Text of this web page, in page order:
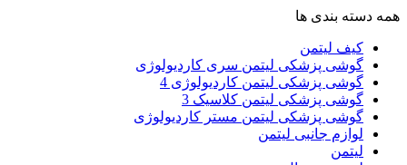
همه دسته بندی ها
کیف لیتمن
گوشی پزشکی لیتمن سری کاردیولوژی
گوشی پزشکی لیتمن کاردیولوژی 4
گوشی پزشکی لیتمن کلاسیک 3
گوشی پزشکی لیتمن مستر کاردیولوژی
لوازم جانبی لیتمن
لیتمن